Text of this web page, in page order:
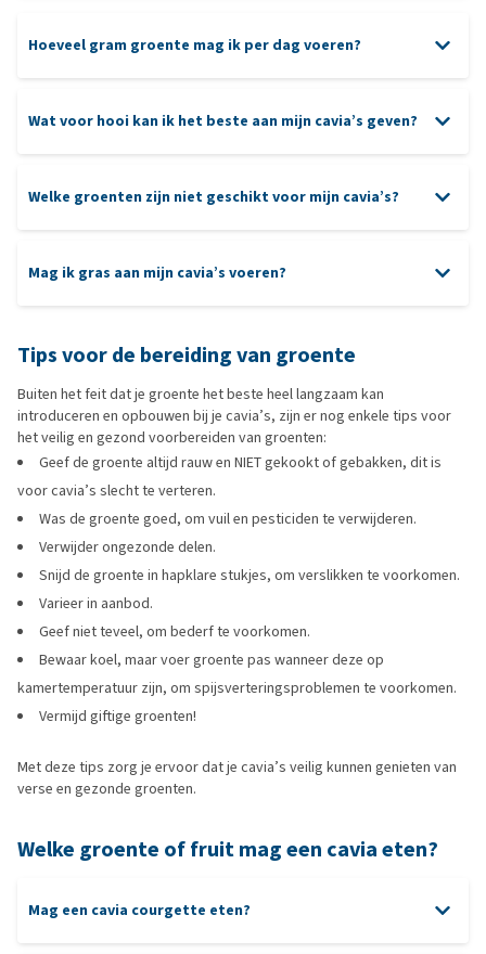
Hoeveel gram groente mag ik per dag voeren?
Wat voor hooi kan ik het beste aan mijn cavia’s geven?
Timothyhooi
bergweidehooi
Welke groenten zijn niet geschikt voor mijn cavia’s?
Mag ik gras aan mijn cavia’s voeren?
gemaaid gras mag nooit aan cavia’s worden
gegeven
Tips voor de bereiding van groente
Buiten het feit dat je groente het beste heel langzaam kan
introduceren en opbouwen bij je cavia’s, zijn er nog enkele tips voor
het veilig en gezond voorbereiden van groenten:
Geef de groente altijd rauw en NIET gekookt of gebakken, dit is
voor cavia’s slecht te verteren.
Was de groente goed, om vuil en pesticiden te verwijderen.
Verwijder ongezonde delen.
Snijd de groente in hapklare stukjes, om verslikken te voorkomen.
Varieer in aanbod.
Geef niet teveel, om bederf te voorkomen.
Bewaar koel, maar voer groente pas wanneer deze op
kamertemperatuur zijn, om spijsverteringsproblemen te voorkomen.
Vermijd giftige groenten!
Met deze tips zorg je ervoor dat je cavia’s veilig kunnen genieten van
verse en gezonde groenten.
Welke groente of fruit mag een cavia eten?
Mag een cavia courgette eten?